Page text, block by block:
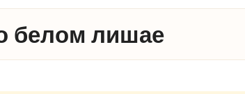
белом лишае